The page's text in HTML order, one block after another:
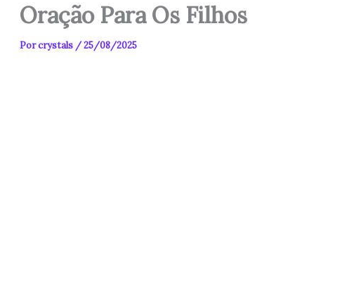
Oração Para Os Filhos
Porcrystals /25/08/2025